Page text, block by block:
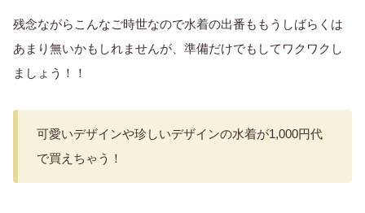
残念ながらこんなご時世なので水着の出番ももうしばらくは
あまり無いかもしれませんが、準備だけでもしてワクワクし
ましょう！！
可愛いデザインや珍しいデザインの水着が1,000円代
で買えちゃう！